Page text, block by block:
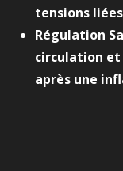
tensions
Régulation
circulation et
après une